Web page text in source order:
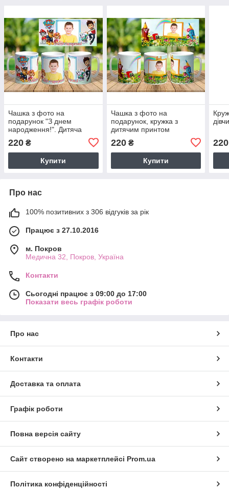
Чашка з фото на
подарунок "З днем
народження!". Дитяча
220 ₴
Купити
Чашка з фото на
подарунок, кружка з
дитячим принтом
220₴
Купити
220
Про нас
100% позитивних з 306 відгуків за рік
Працює з 27.10.2016
м. Покров
Медична 32, Покров, Україна
Контакти
Сьогодні працює з 09:00 до 17:00
Показати весь графік роботи
Про нас
Контакти
Доставка та оплата
Графік роботи
Повна версія сайту
Сайт створено на маркетплейсі Prom.ua
Політика конфіденційності